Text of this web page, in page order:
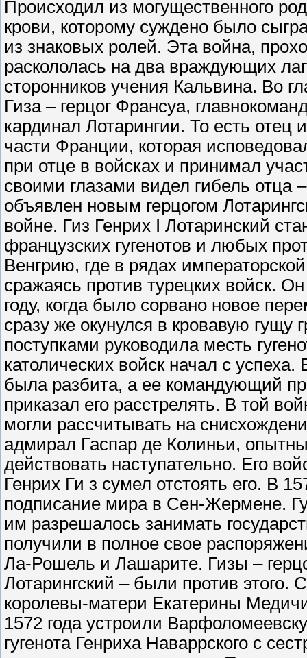
Происходил из могущественного
крови, которому суждено было
из знаковых ролей. Эта война,
раскололась на два враждующих
сторонников учения Кальвина. Во
Гиза – герцог Франсуа,
кардинал Лотарингии. То есть
части Франции, которая
при отце в войсках и принимал
своими глазами видел гибель отца
объявлен новым герцогом
войне. Гиз Генрих I Лотаринский
французских гугенотов и любых
Венгрию, где в рядах
сражаясь против турецких войск.
году, когда было сорвано новое
сразу же окунулся в кровавую гущу
поступками руководила месть
католических войск начал с
была разбита, а ее командующий
приказал его расстрелять. В той
могли рассчитывать на
адмирал Гаспар де Колиньи,
действовать наступательно. Его
Генрих Ги з сумел отстоять его. В
подписание мира в Сен-Жермене.
им разрешалось занимать
получили в полное свое
Ла-Рошель и Лашарите. Гизы –
Лотарингский – были против этого.
королевы-матери Екатерины
1572 года устроили
гугенота Генриха Наваррского с